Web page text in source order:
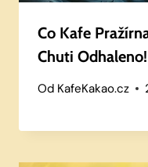
Co Kafe
Chuti Odhaleno!
Od KafeKakao.cz